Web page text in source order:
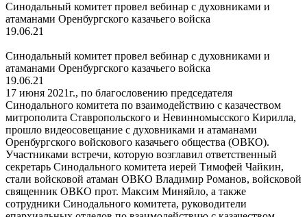
Синодальный комитет провел вебинар с духовниками и
атаманами Оренбургского казачьего войска
19.06.21
Синодальный комитет провел вебинар с духовниками и
атаманами Оренбургского казачьего войска
19.06.21
17 июня 2021г., по благословению председателя
Синодального комитета по взаимодействию с казачеством
митрополита Ставропольского и Невинномысского Кирилла,
прошло видеосовещание с духовниками и атаманами
Оренбургского войскового казачьего общества (ОВКО).
Участниками встречи, которую возглавил ответственный
секретарь Синодального комитета иерей Тимофей Чайкин,
стали войсковой атаман ОВКО Владимир Романов, войсковой
священник ОВКО прот. Максим Миняйло, а также
сотрудники Синодального комитета, руководители